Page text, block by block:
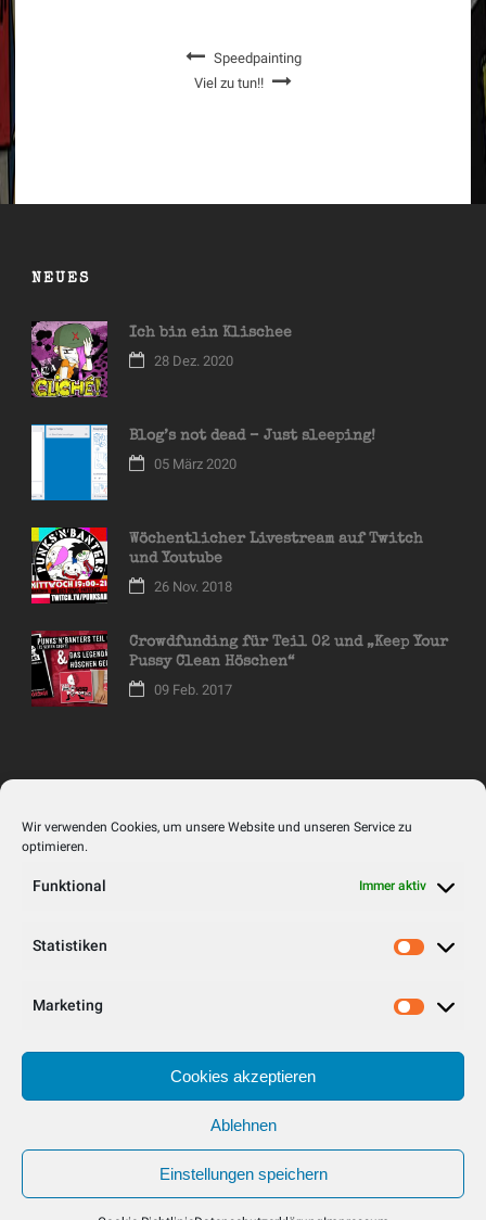
Wir verwenden Cookies, um unsere Website und unseren Service zu
optimieren.
Funktional Immer aktiv
Statistiken
Marketing
Marketing
Cookies akzeptieren
Ablehnen
Einstellungen speichern
Speedpainting
Viel zu tun!!
NEUES
Ich bin ein Klischee
28 Dez. 2020
Blog’s not dead – Just sleeping!
05 März 2020
Wöchentlicher Livestream auf Twitch
und Youtube
26 Nov. 2018
Crowdfunding für Teil 02 und „Keep Your
Pussy Clean Höschen“
09 Feb. 2017
Keine Produkte im Warenkorb.